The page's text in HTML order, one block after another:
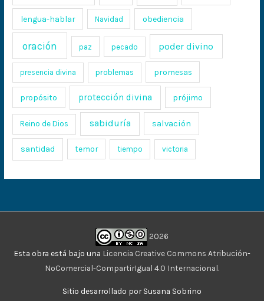
lengua-hablar Navidad obediencia
oración paz pecado poder divino
presencia divina problemas promesas
propósito protección divina prójimo
Reino de Dios sabiduría salvación
santidad temor tiempo victoria
2026
Esta obra está bajo una Licencia Creative Commons Atribución-
NoComercial-CompartirIgual 4.0 Internacional.
Sitio desarrollado por Susana Sobrino